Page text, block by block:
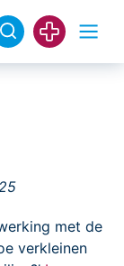
met de
verkleinen